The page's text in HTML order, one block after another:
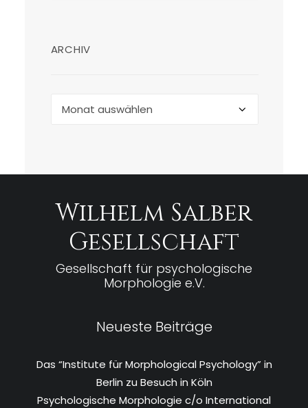
ARCHIV
Wilhelm Salber
Gesellschaft
Gesellschaft für psychologische
Morphologie e.V.
Neueste Beiträge
Das “Institute für Morphological Psychology” in
Berlin zu Besuch in Köln
Psychologische Morphologie c/o International